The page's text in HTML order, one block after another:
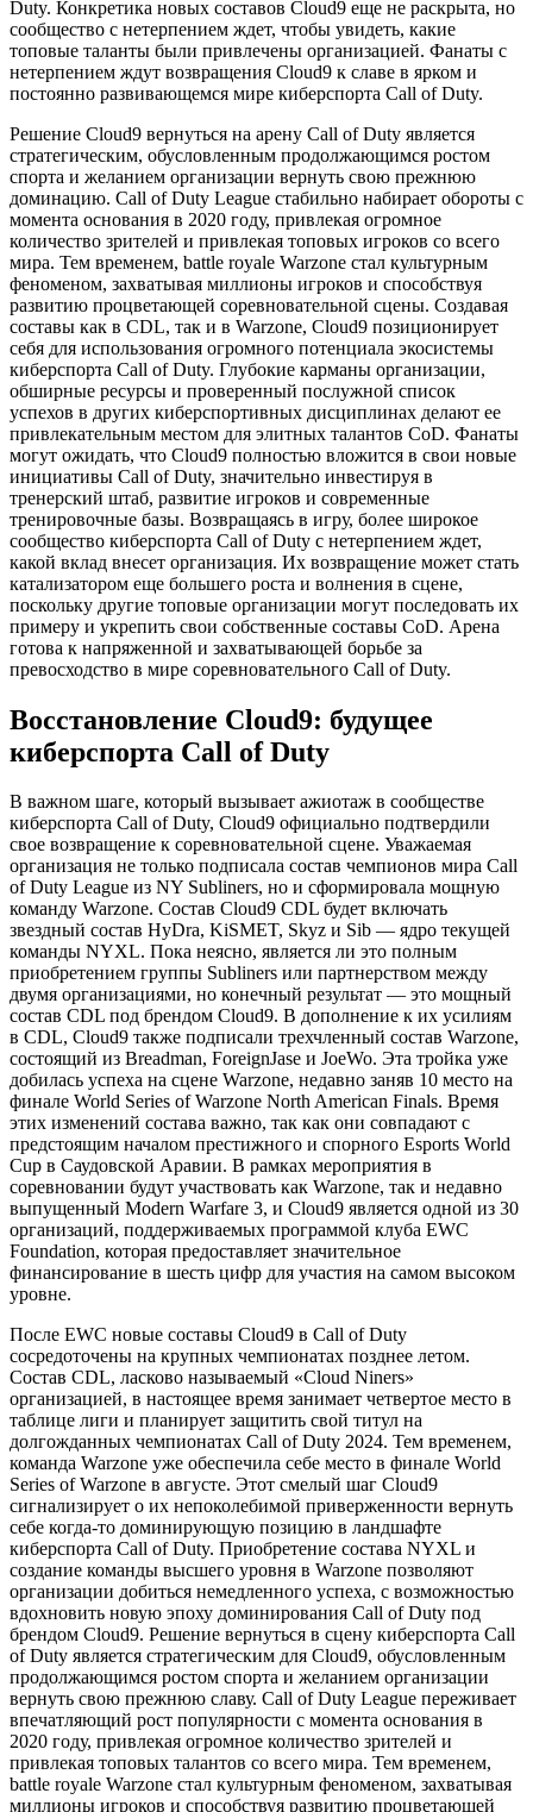
Duty. Конкретика новых составов Cloud9 еще не раскрыта, но
сообщество с нетерпением ждет, чтобы увидеть, какие
топовые таланты были привлечены организацией. Фанаты с
нетерпением ждут возвращения Cloud9 к славе в ярком и
постоянно развивающемся мире киберспорта Call of Duty.
Решение Cloud9 вернуться на арену Call of Duty является
стратегическим, обусловленным продолжающимся ростом
спорта и желанием организации вернуть свою прежнюю
доминацию. Call of Duty League стабильно набирает обороты с
момента основания в 2020 году, привлекая огромное
количество зрителей и привлекая топовых игроков со всего
мира. Тем временем, battle royale Warzone стал культурным
феноменом, захватывая миллионы игроков и способствуя
развитию процветающей соревновательной сцены. Создавая
составы как в CDL, так и в Warzone, Cloud9 позиционирует
себя для использования огромного потенциала экосистемы
киберспорта Call of Duty. Глубокие карманы организации,
обширные ресурсы и проверенный послужной список
успехов в других киберспортивных дисциплинах делают ее
привлекательным местом для элитных талантов CoD. Фанаты
могут ожидать, что Cloud9 полностью вложится в свои новые
инициативы Call of Duty, значительно инвестируя в
тренерский штаб, развитие игроков и современные
тренировочные базы. Возвращаясь в игру, более широкое
сообщество киберспорта Call of Duty с нетерпением ждет,
какой вклад внесет организация. Их возвращение может стать
катализатором еще большего роста и волнения в сцене,
поскольку другие топовые организации могут последовать их
примеру и укрепить свои собственные составы CoD. Арена
готова к напряженной и захватывающей борьбе за
превосходство в мире соревновательного Call of Duty.
Восстановление Cloud9: будущее
киберспорта Call of Duty
В важном шаге, который вызывает ажиотаж в сообществе
киберспорта Call of Duty, Cloud9 официально подтвердили
свое возвращение к соревновательной сцене. Уважаемая
организация не только подписала состав чемпионов мира Call
of Duty League из NY Subliners, но и сформировала мощную
команду Warzone. Состав Cloud9 CDL будет включать
звездный состав HyDra, KiSMET, Skyz и Sib — ядро текущей
команды NYXL. Пока неясно, является ли это полным
приобретением группы Subliners или партнерством между
двумя организациями, но конечный результат — это мощный
состав CDL под брендом Cloud9. В дополнение к их усилиям
в CDL, Cloud9 также подписали трехчленный состав Warzone,
состоящий из Breadman, ForeignJase и JoeWo. Эта тройка уже
добилась успеха на сцене Warzone, недавно заняв 10 место на
финале World Series of Warzone North American Finals. Время
этих изменений состава важно, так как они совпадают с
предстоящим началом престижного и спорного Esports World
Cup в Саудовской Аравии. В рамках мероприятия в
соревновании будут участвовать как Warzone, так и недавно
выпущенный Modern Warfare 3, и Cloud9 является одной из 30
организаций, поддерживаемых программой клуба EWC
Foundation, которая предоставляет значительное
финансирование в шесть цифр для участия на самом высоком
уровне.
После EWC новые составы Cloud9 в Call of Duty
сосредоточены на крупных чемпионатах позднее летом.
Состав CDL, ласково называемый «Cloud Niners»
организацией, в настоящее время занимает четвертое место в
таблице лиги и планирует защитить свой титул на
долгожданных чемпионатах Call of Duty 2024. Тем временем,
команда Warzone уже обеспечила себе место в финале World
Series of Warzone в августе. Этот смелый шаг Cloud9
сигнализирует о их непоколебимой приверженности вернуть
себе когда-то доминирующую позицию в ландшафте
киберспорта Call of Duty. Приобретение состава NYXL и
создание команды высшего уровня в Warzone позволяют
организации добиться немедленного успеха, с возможностью
вдохновить новую эпоху доминирования Call of Duty под
брендом Cloud9. Решение вернуться в сцену киберспорта Call
of Duty является стратегическим для Cloud9, обусловленным
продолжающимся ростом спорта и желанием организации
вернуть свою прежнюю славу. Call of Duty League переживает
впечатляющий рост популярности с момента основания в
2020 году, привлекая огромное количество зрителей и
привлекая топовых талантов со всего мира. Тем временем,
battle royale Warzone стал культурным феноменом, захватывая
миллионы игроков и способствуя развитию процветающей